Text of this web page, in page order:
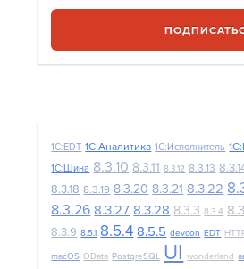
1C:EDT 1С:Аналитика 1С:Исполнитель
1С:Шина 8.3.10 8.3.11 8.3.12 8.3.13
8.3.18 8.3.19 8.3.20 8.3.21 8.3.22
8.3.26 8.3.27 8.3.28 8.3.3 8.3.4
8.3.9 8.5.1 8.5.4 8.5.5 devcon EDT
macOS OData PostgreSQL UI wonderland